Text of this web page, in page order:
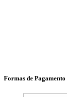
Formas de Pagamento